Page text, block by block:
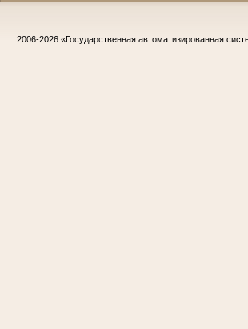
2006-2026 «Государственная автоматизированная